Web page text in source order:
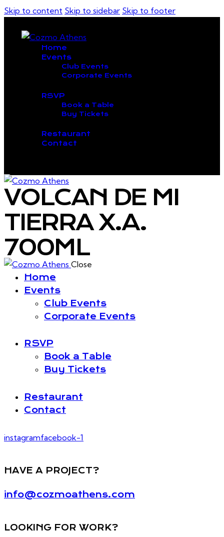
Skip to content Skip to sidebar Skip to footer
Home
Events
Club Events
Corporate Events
RSVP
Book a Table
Buy Tickets
Restaurant
Contact
VOLCAN DE MI
TIERRA X.A.
700ML
Close
Home
Events
Club Events
Corporate Events
RSVP
Book a Table
Buy Tickets
Restaurant
Contact
instagramfacebook-1
HAVE A PROJECT?
info@cozmoathens.com
LOOKING FOR WORK?